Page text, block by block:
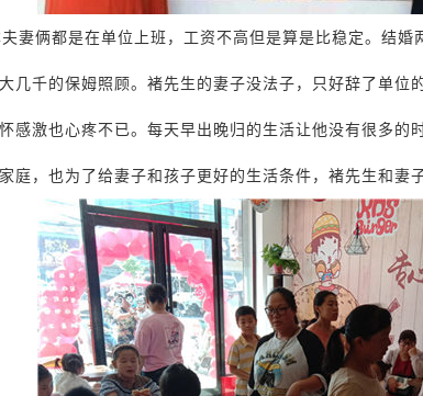
妻俩都是在单位上班，工资不高但是算是比稳定。结
几千的保姆照顾。褚先生的妻子没法子，只好辞了单位
感激也心疼不已。每天早出晚归的生活让他没有很多
庭，也为了给妻子和孩子更好的生活条件，褚先生和妻